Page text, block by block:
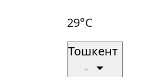
29°C
Тошкент